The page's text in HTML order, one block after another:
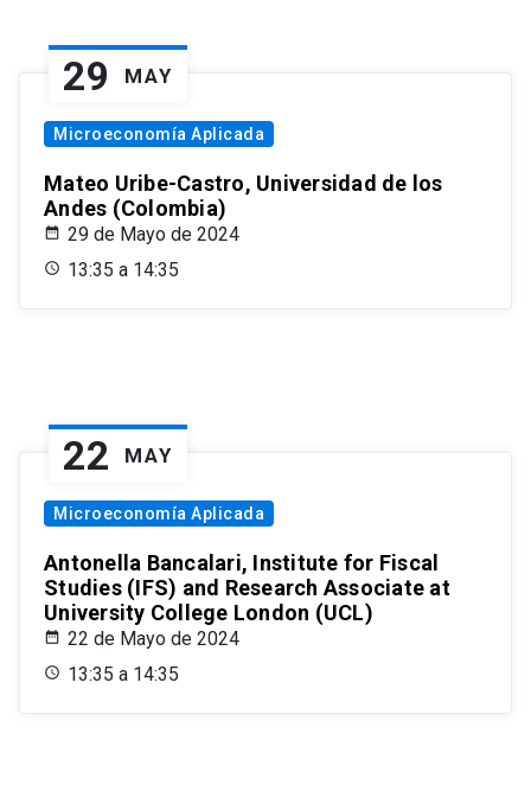
29 MAY
Microeconomía Aplicada
Mateo Uribe-Castro, Universidad de los
Andes (Colombia)
29 de Mayo de 2024
13:35 a 14:35
22 MAY
Microeconomía Aplicada
Antonella Bancalari, Institute for Fiscal
Studies (IFS) and Research Associate at
University College London (UCL)
22 de Mayo de 2024
13:35 a 14:35